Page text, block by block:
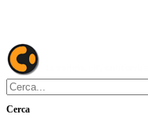
Cerca